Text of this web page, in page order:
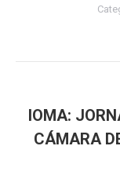
IOMA:
CÁMARA